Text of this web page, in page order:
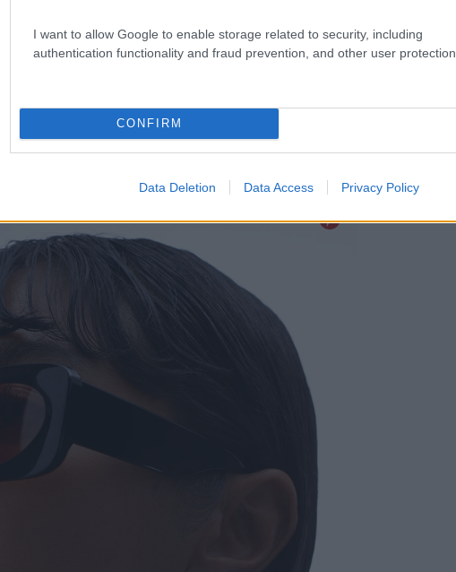
I want to allow Google to enable storage related to security, including
authentication functionality and fraud prevention, and other user protection.
CONFIRM
Data Deletion Data Access Privacy Policy
napszemüveg, vagy egy sál. De a praktikus
mint fontos kellékre a megjelenésünk